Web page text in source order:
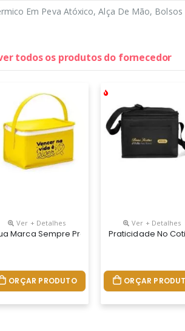
Em Peva Atóxico, Alça De Mão, Bolsos
todos os produtos do fornecedor
Zíper, Bolso Frontal Com Fechamento
Possui Revestimento Térmico Em Peva
De 7 Litros. A Bolsa Possui
Material Externo De Nylon.
Ver + Detalhes
Marca Sempre Presente, Mesmo Na Hora
ORÇAR PRODUTO
Ver + Detalhes
Praticidade No
ORÇAR